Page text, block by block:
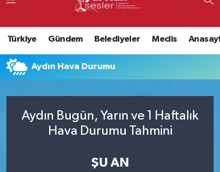
Türkiye Gündem Belediyeler Meclis
Aydın Hava Durumu
Aydın Bugün, Yarın ve 1 Haftalık
Hava Durumu Tahmini
ŞU AN
Süper Lig Puan Durumu ve Fikstür
Tüm Manşetler
Son Dakika Haberleri
Haber Arşivi